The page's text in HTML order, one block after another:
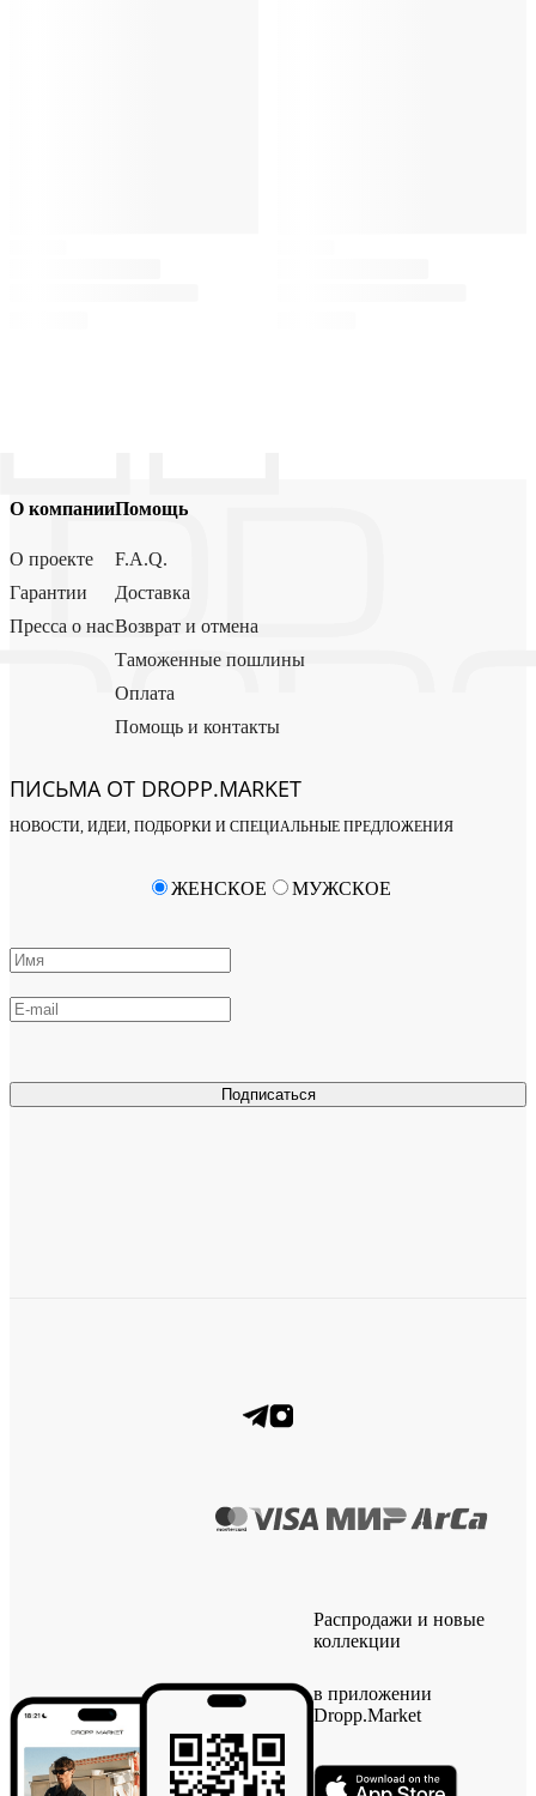
О компании
О проекте
Гарантии
Пресса о нас
Помощь
F.A.Q.
Доставка
Возврат и отмена
Таможенные пошлины
Оплата
Помощь и контакты
ПИСЬМА ОТ DROPP.MARKET
НОВОСТИ, ИДЕИ, ПОДБОРКИ И СПЕЦИАЛЬНЫЕ ПРЕДЛОЖЕНИЯ
Подписаться
ЖЕНСКОЕ МУЖСКОЕ
Распродажи и новые
коллекции
в приложении
Dropp.Market